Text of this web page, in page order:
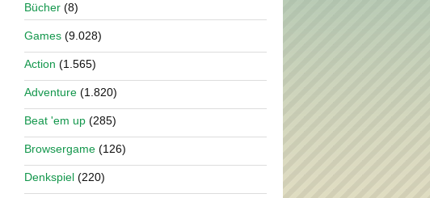
Bücher (8)
Games (9.028)
Action (1.565)
Adventure (1.820)
Beat 'em up (285)
Browsergame (126)
Denkspiel (220)